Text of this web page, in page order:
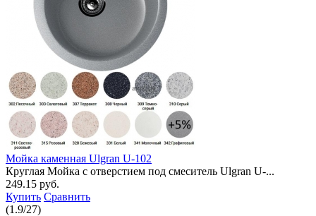
Мойка каменная Ulgran U-102
Круглая Мойка с отверстием под смеситель Ulgran U-...
249.15 руб.
Купить Сравнить
(1.9/27)